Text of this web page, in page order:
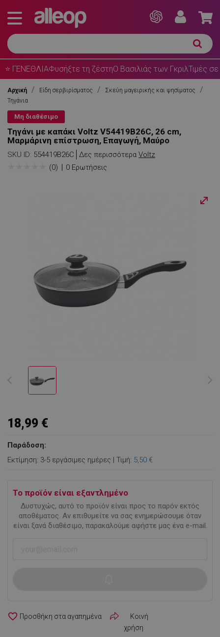
⭐ ΓΕΝΕΘΛΙΑΦυσήξτε τη ζέστηΟ Βασιλιάς των ΓκριλΤιμές σε
Αρχική Είδη σερβιρίσματος
Σκεύη μαγειρικής και ψησίματος
Τηγάνια
Μη διαθέσιμο
Τηγάνι με καπάκι Voltz V54419B26C, 26 cm,
Μαρμάρινη επίστρωση, Επαγωγή, Μαύρο
SKU ID: 554419B26C Δες περισσότερα Voltz
(0) 0 Ερωτήσεις
18,99 €
Παράδοση:
Εκτίμηση: 3-5 εργάσιμες ημέρες | Τιμή: 5,50 €
Το προϊόν είναι εξαντλημένο
Δυστυχώς, αυτό το προϊόν είναι προς το παρόν εκτός
αποθέματος. Αν επιθυμείτε να σας ενημερώσουμε όταν
είναι ξανά διαθέσιμο, παρακαλούμε αφήστε μας ένα e-mail.
favorite_border
Κοινή
χρήση